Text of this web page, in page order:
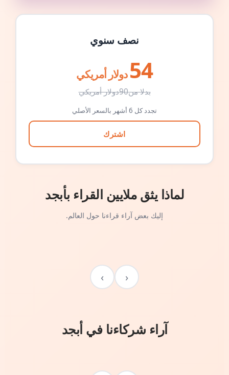
نصف سنوي
54 دولار أمريكي
بدلا من90دولار أمريكي
تجدد كل 6 أشهر بالسعر الأصلي
اشترك
لماذا يثق ملايين القراء بأبجد
إليك بعض آراء قراءنا حول العالم.
‹
›
آراء شركاءنا في أبجد